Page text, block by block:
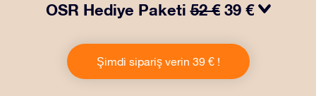
OSR Hediye Paketi52 € 39 €
zarf içinde kişiye özel hazırlanan belgelerin seçtiğiniz
adrese teslimatı ile çevrimiçi belgeler ve uygulamalara
erişim imkanı bu pakete dahildir. Bu, arkadaşlarınıza ve
Şimdi sipariş verin 39 € !